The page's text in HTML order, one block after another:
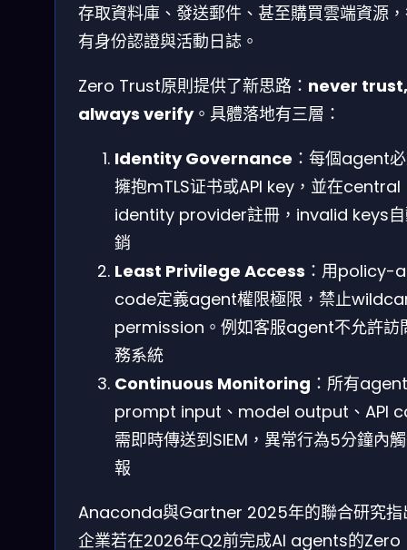
存取資料庫、發送郵件、甚至購買雲端資源
有身份認證與活動日誌。
Zero Trust原則提供了新思路： never trust,
always verify。具體落地有三層：
Identity Governance ：每個agent
擁抱mTLS证书或API key，並在central
identity provider註冊，invalid keys
銷
Least Privilege Access ：用policy-
code定義agent權限極限，禁止
permission。例如客服agent不允許訪
務系統
Continuous Monitoring ：所有
prompt input、model output、API
需即時傳送到SIEM，異常行為5分鐘內
報
Anaconda與Gartner 2025年的聯合研究指
企業若在2026年Q2前完成AI agents的Zero